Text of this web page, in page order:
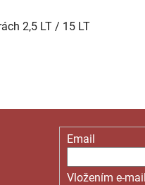
2,5 LT / 15 LT
Email
Vložením e-